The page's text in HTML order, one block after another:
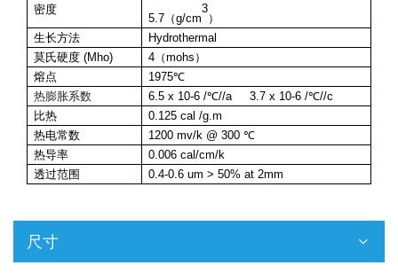
密度
5.7 （g/cm
3
）
生长方法
Hydrothermal
莫氏硬度 (Mho)
4 （mohs ）
熔点
1975℃
热膨胀系数
6.5 x 10-6 /℃//a 3.7 x 10-6 /℃//c
比热
0.125 cal /g.m
热电常数
1200 mv/k @ 300 ℃
热导率
0.006 cal/cm/k
透过范围
0.4-0.6 um > 50% at 2mm
尺寸